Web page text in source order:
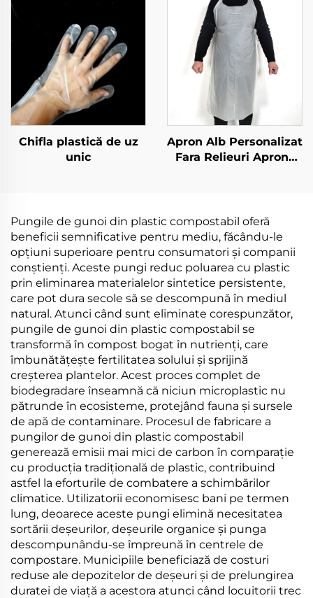
materiale PLA PBAT
amiloză
Chifla plastică de uz
unic
Apron Alb Personalizat
Fara Relieuri Aprons
Pungile de gunoi din plastic compostabil oferă
beneficii semnificative pentru mediu, făcându-le
opțiuni superioare pentru consumatori și companii
conștienți. Aceste pungi reduc poluarea cu plastic
prin eliminarea materialelor sintetice persistente,
care pot dura secole să se descompună în mediul
natural. Atunci când sunt eliminate corespunzător,
pungile de gunoi din plastic compostabil se
transformă în compost bogat în nutrienți, care
îmbunătățește fertilitatea solului și sprijină
creșterea plantelor. Acest proces complet de
biodegradare înseamnă că niciun microplastic nu
pătrunde în ecosisteme, protejând fauna și sursele
de apă de contaminare. Procesul de fabricare a
pungilor de gunoi din plastic compostabil
generează emisii mai mici de carbon în comparație
cu producția tradițională de plastic, contribuind
astfel la eforturile de combatere a schimbărilor
climatice. Utilizatorii economisesc bani pe termen
lung, deoarece aceste pungi elimină necesitatea
sortării deșeurilor, deșeurile organice și punga
descompunându-se împreună în centrele de
compostare. Municipiile beneficiază de costuri
reduse ale depozitelor de deșeuri și de prelungirea
duratei de viață a acestora atunci când locuitorii trec